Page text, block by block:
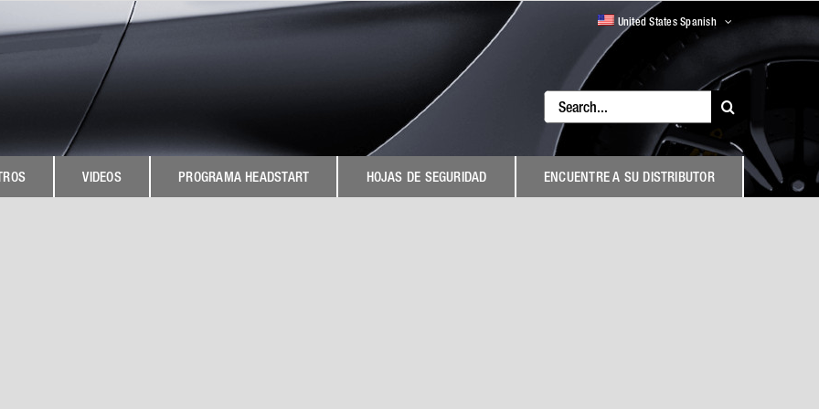
United States Spanish
Search
for:
VIDEOS PROGRAMA HEADSTART HOJAS DE SEGURIDAD ENCUENTRE A SU DISTRIBUTOR